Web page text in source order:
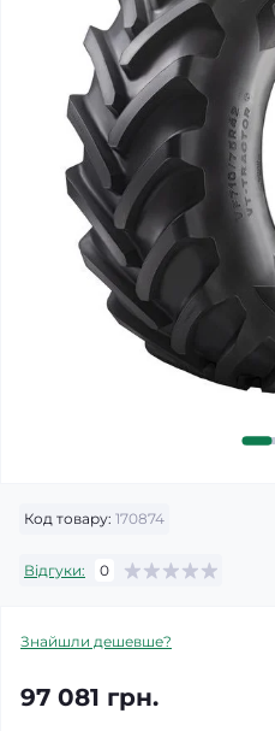
Код товару: 170874
Відгуки: 0
Знайшли дешевше?
97 081 грн.